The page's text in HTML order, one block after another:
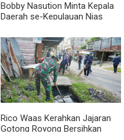
Bobby Nasution Minta Kepala
Daerah se-Kepulauan Nias
Rico Waas Kerahkan Jajaran
Gotong Royong Bersihkan